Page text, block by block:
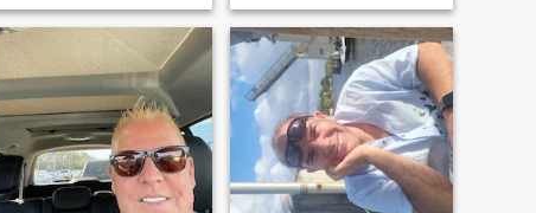
así que no pierdas el tiempo.
Vivo e
naturaleza 🏝, y viajar. Soy
muy humilde, creo en DIOS y
amo a la familia, soy
"GRINGO" pero entiendo
Español 💯